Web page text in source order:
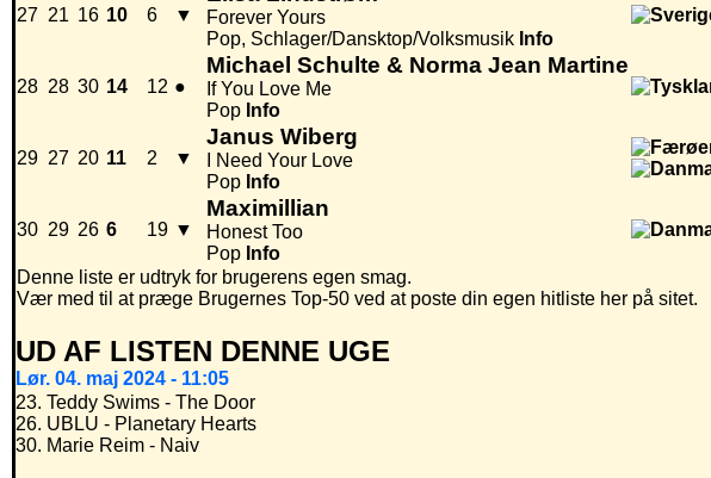
27 21 16 10 6 ▼
Forever Yours
Pop, Schlager/Dansktop/Volksmusik Info
28 28 30 14 12 ●
Michael Schulte & Norma Jean Martine
If You Love Me
Pop Info
29 27 20 11 2 ▼
Janus Wiberg
I Need Your Love
Pop Info
30 29 26 6 19 ▼
Maximillian
Honest Too
Pop Info
Denne liste er udtryk for brugerens egen smag.
Vær med til at præge Brugernes Top-50 ved at poste din egen hitliste her på sitet.
UD AF LISTEN DENNE UGE
Lør. 04. maj 2024 - 11:05
23. Teddy Swims - The Door
26. UBLU - Planetary Hearts
30. Marie Reim - Naiv